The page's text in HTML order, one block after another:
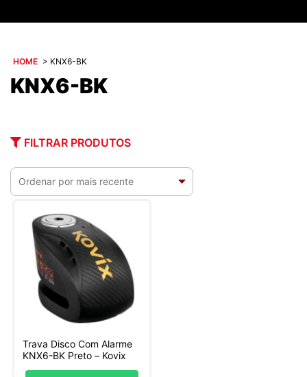
HOME > KNX6-BK
KNX6-BK
FILTRAR PRODUTOS
Trava Disco Com Alarme
KNX6-BK Preto – Kovix